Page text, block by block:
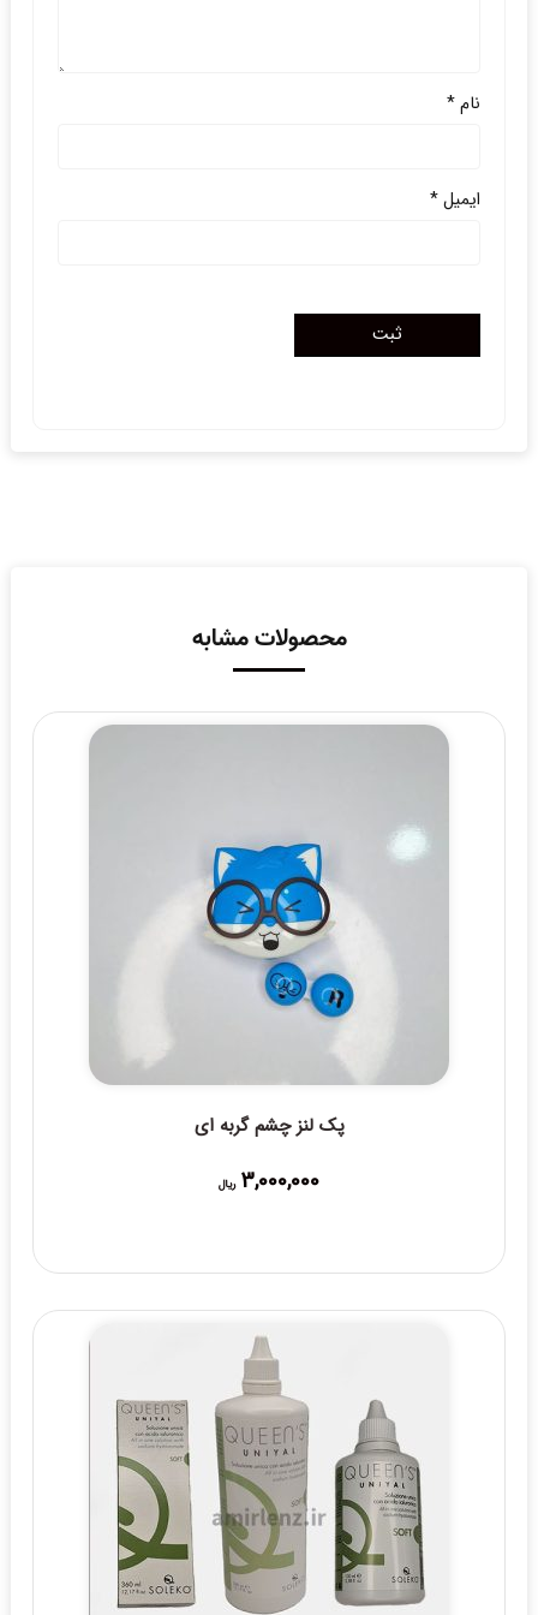
نام*
ایمیل*
محصولات مشابه
پک لنز چشم گربه ای
3,000,000 ریال